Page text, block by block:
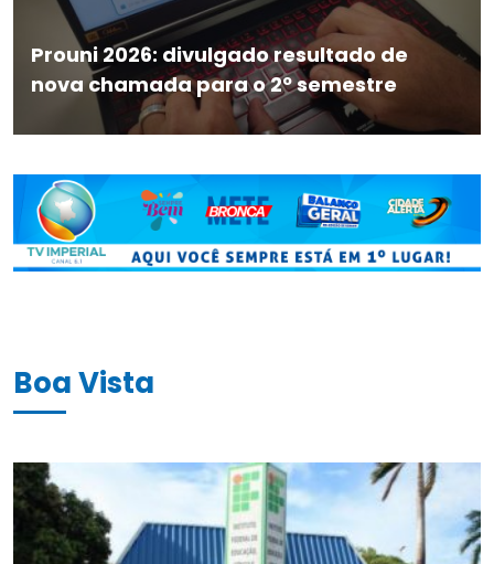
Prouni 2026: divulgado resultado de
nova chamada para o 2º semestre
Boa Vista